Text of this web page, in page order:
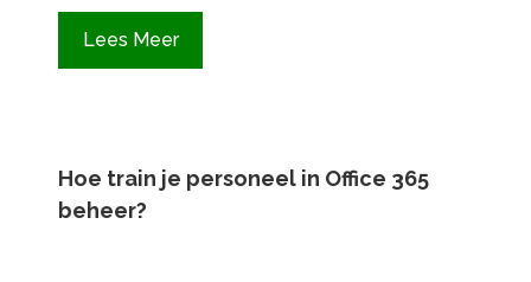
Lees Meer
Hoe train je personeel in Office 365
beheer?